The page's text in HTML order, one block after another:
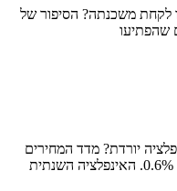
₪ במזומן או לקחת משכנתה? הסיפור של
שהפתיעו
יורדת? מדד המחירים
לצרכן (האינפלציה) ירד בחודש האחרון ב- 0.6%. האינפלציה השנתית